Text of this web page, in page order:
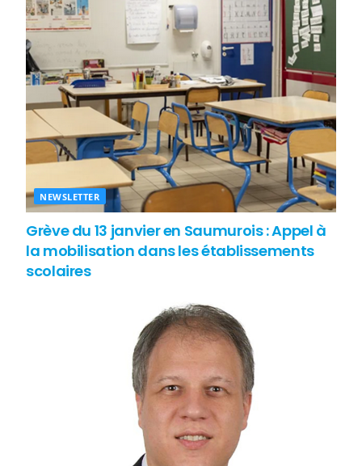
NEWSLETTER
Grève du 13 janvier en Saumurois : Appel à
la mobilisation dans les établissements
scolaires